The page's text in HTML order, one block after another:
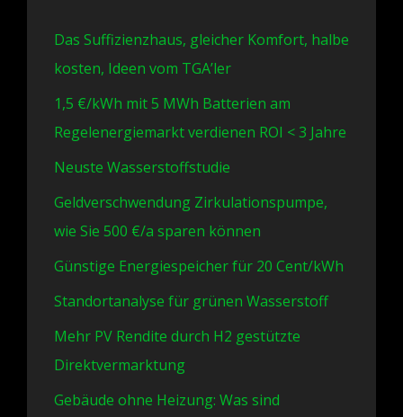
Das Suffizienzhaus, gleicher Komfort, halbe
kosten, Ideen vom TGA’ler
1,5 €/kWh mit 5 MWh Batterien am
Regelenergiemarkt verdienen ROI < 3 Jahre
Neuste Wasserstoffstudie
Geldverschwendung Zirkulationspumpe,
wie Sie 500 €/a sparen können
Günstige Energiespeicher für 20 Cent/kWh
Standortanalyse für grünen Wasserstoff
Mehr PV Rendite durch H2 gestützte
Direktvermarktung
Gebäude ohne Heizung: Was sind